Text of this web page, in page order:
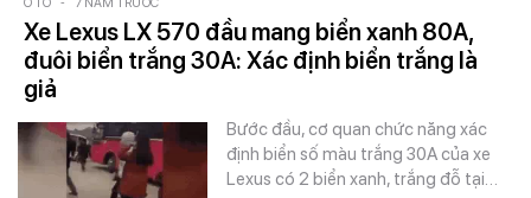
Xe Lexus LX 570 đầu mang biển xanh 80A,
đuôi biển trắng 30A: Xác định biển trắng là
giả
Bước đầu, cơ quan chức năng xác
định biển số màu trắng 30A của xe
Lexus có 2 biển xanh, trắng đỗ tại…